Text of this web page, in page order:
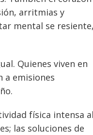
arritmias y
mental se resiente,
Quienes viven en
a emisiones
física intensa al
las soluciones de